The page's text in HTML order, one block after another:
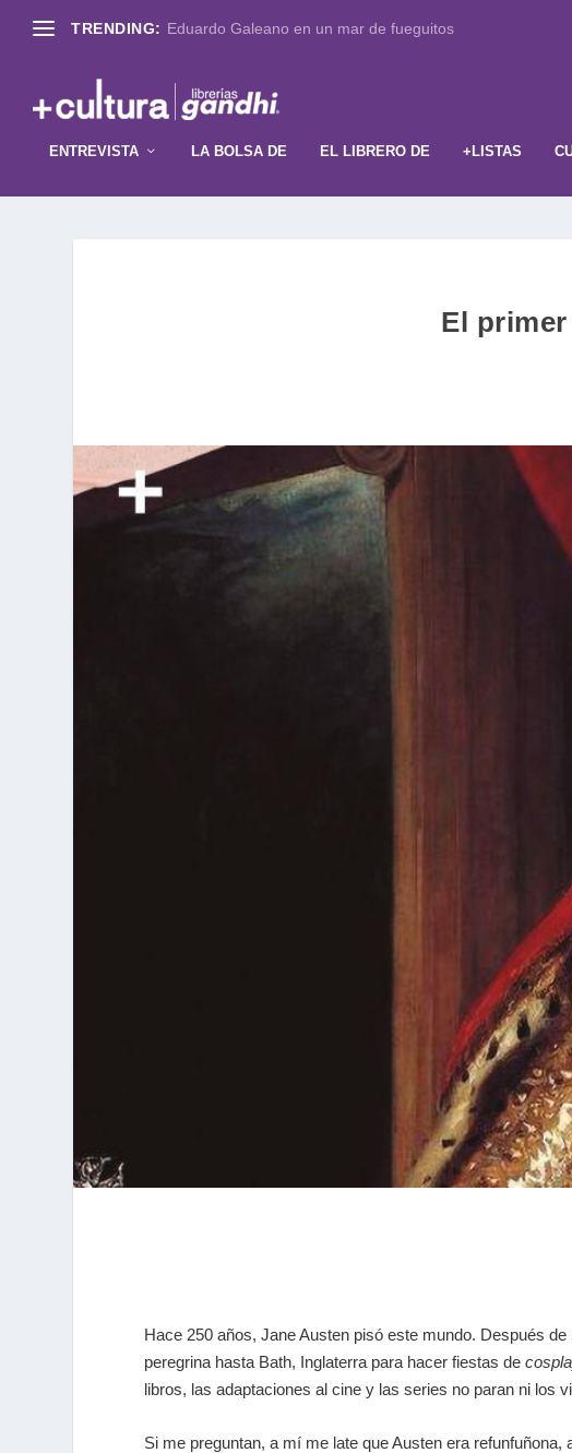
TRENDING: Eduardo Galeano en un mar de fueguitos
ENTREVISTA LA BOLSA DE EL LIBRERO DE +LISTAS
El
Hace 250 años, Jane Austen pisó este mundo. Después
peregrina hasta Bath, Inglaterra para hacer fiestas de
libros, las adaptaciones al cine y las series no paran ni los
Si me preguntan, a mí me late que Austen era